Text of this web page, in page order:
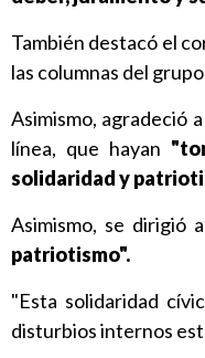
También destacó el
las columnas del
Asimismo, agradeció
línea, que hayan
solidaridad y
Asimismo, se dirigió
patriotismo".
"Esta solidaridad
disturbios internos